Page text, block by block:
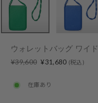
ウォレットバッグ ワイド
Regular
¥39,600 Sale
¥31,680 (税込)
在庫あり